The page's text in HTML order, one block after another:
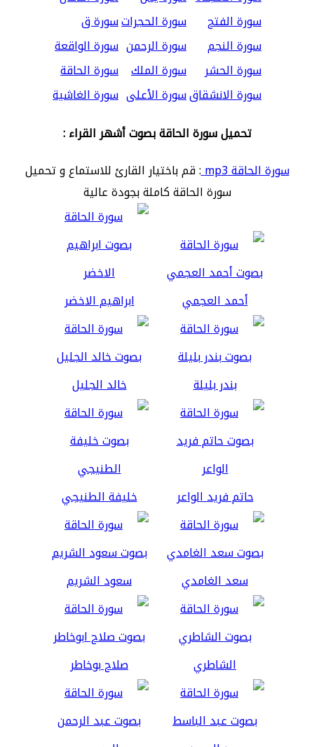
سورة الفتح
سورة الحجراتسورة ق
سورة النجم
سورة الرحمن سورة الواقعة
سورة الحشر
سورة الملك سورة الحاقة
سورة الانشقاقسورة الأعلى سورة الغاشية
تحميل سورة الحاقة بصوت أشهر القراء :
سورة الحاقة mp3
: قم باختيار القارئ للاستماع و تحميل
سورة الحاقة كاملة بجودة عالية
أحمد العجمي ابراهيم الاخضر
بندر بليلة خالد الجليل
حاتم فريد الواعر خليفة الطنيجي
سعد الغامدي سعود الشريم
الشاطري صلاح بوخاطر